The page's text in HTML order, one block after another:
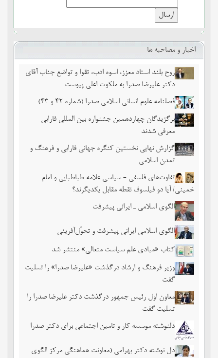
اخبار و مصاحبه ها
روح بلند استاد معزز، اسوه ادب، تقوا و تواضع جناب آقای
دکتر علیرضا صدرا به ملکوت اعلی پیوست
فصلنامه علوم انسانی اسلامی صدرا (شماره 42 و 43)
برگزیدگان چهاردهمین جشنواره بین المللی فارابی
معرفی شدند
گزارش نهایی نخستین کنگره جهانی فارابی و فرهنگ و
تمدن اسلامی
تفاوت‌های فلسفی - سیاسی علامه طباطبایی و امام
خمینی/ آیا دو فیلسوف نقطه مقابل یکدیگرند؟
الگوی اسلامی ـ ایرانی پیشرفت
الگوی اسلامی ایرانی پیشرفت و تحوّل‌آفرینی
کتاب «مبادی علم سیاست متعالی» منتشر شد
وزیر فرهنگ و ارشاد درگذشت «علیرضا صدرا» را تسلیت
گفت
معاون اول رئیس جمهور درگذشت دکتر علیرضا صدرا را
تسلیت گفت
دلنوشته موسسه کار و تامین اجتماعی برای دکتر صدرا
دل نوشته دکتر بهرامی (معاونت هماهنگی مرکز الگوی